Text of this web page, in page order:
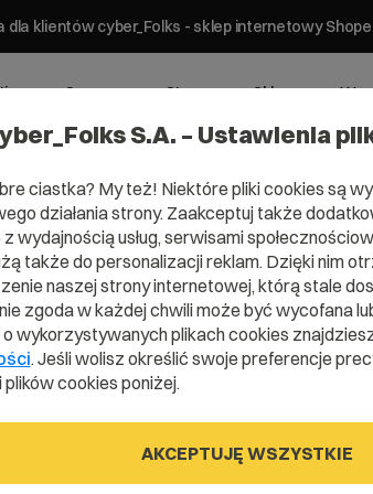
klientów cyber_Folks - sklep internetowy Shoper
Serwery Strony Sklepy
DMARC
DKIM,
wiadomości należą SPF
S.A. – Ustawienia
ciastka? My też! Niektóre pliki cookies są
działania strony. Zaakceptuj także
wydajnością usług, serwisami
także do personalizacji reklam. Dzięki nim
naszej strony internetowej, którą stale
zgoda w każdej chwili może być wycofana
wykorzystywanych plikach cookies
. Jeśli wolisz określić swoje preferencje
cookies poniżej.
AKCEPTUJĘ WSZYSTKIE